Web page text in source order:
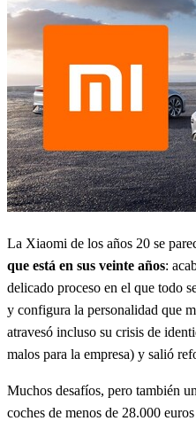
La Xiaomi de los años 20 se
que está en sus veinte años:
delicado proceso en el que todo
y configura la personalidad que
atravesó incluso su crisis de
malos para la empresa) y salió
Muchos desafíos, pero también
coches de menos de 28.000